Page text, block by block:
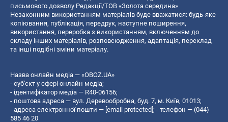
письмового дозволу Редакції/ТОВ «Золота середина»
Незаконним використанням матеріалів буде вважатися: будь-яке
копiювання, публiкацiя, передрук, наступне поширення,
використання, переробка з використанням, включенням до
складу інших матеріалів, розповсюдження, адаптація, переклад
та інші подібні зміни матеріалу.
Назва онлайн медіа — «OBOZ.UA»
- суб'єкт у сфері онлайн медіа;
- ідентифікатор медіа — R40-06156;
- поштова адреса — вул. Деревообробна, буд. 7, м. Київ, 01013;
- адреса електронної пошти — [email protected] ; - телефон — (044)
585 46 20